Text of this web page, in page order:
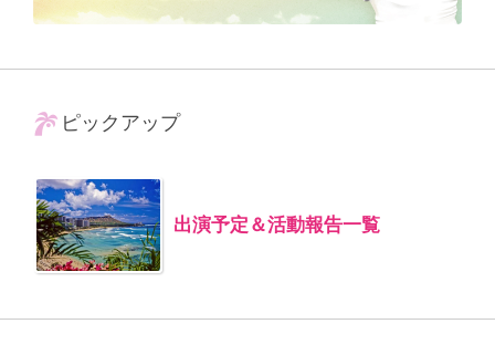
ピックアップ
出演予定＆活動報告一覧